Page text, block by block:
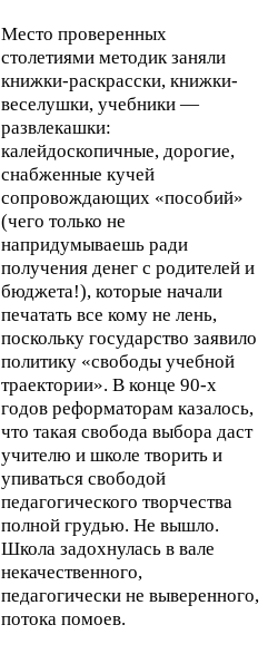
Место проверенных
столетиями методик заняли
книжки-раскрасски, книжки-
веселушки, учебники —
развлекашки:
калейдоскопичные, дорогие,
снабженные кучей
сопровождающих «пособий»
(чего только не
напридумываешь ради
получения денег с родителей и
бюджета!), которые начали
печатать все кому не лень,
поскольку государство заявило
политику «свободы учебной
траектории». В конце 90-х
годов реформаторам казалось,
что такая свобода выбора даст
учителю и школе творить и
упиваться свободой
педагогического творчества
полной грудью. Не вышло.
Школа задохнулась в вале
некачественного,
педагогически не выверенного,
потока помоев.